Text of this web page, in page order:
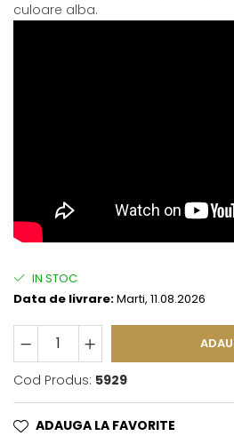
culoare alba.
IN STOC
Data de livrare:Marti, 11.08.2026
Cod Produs: 5929
ADAUGA LA FAVORITE